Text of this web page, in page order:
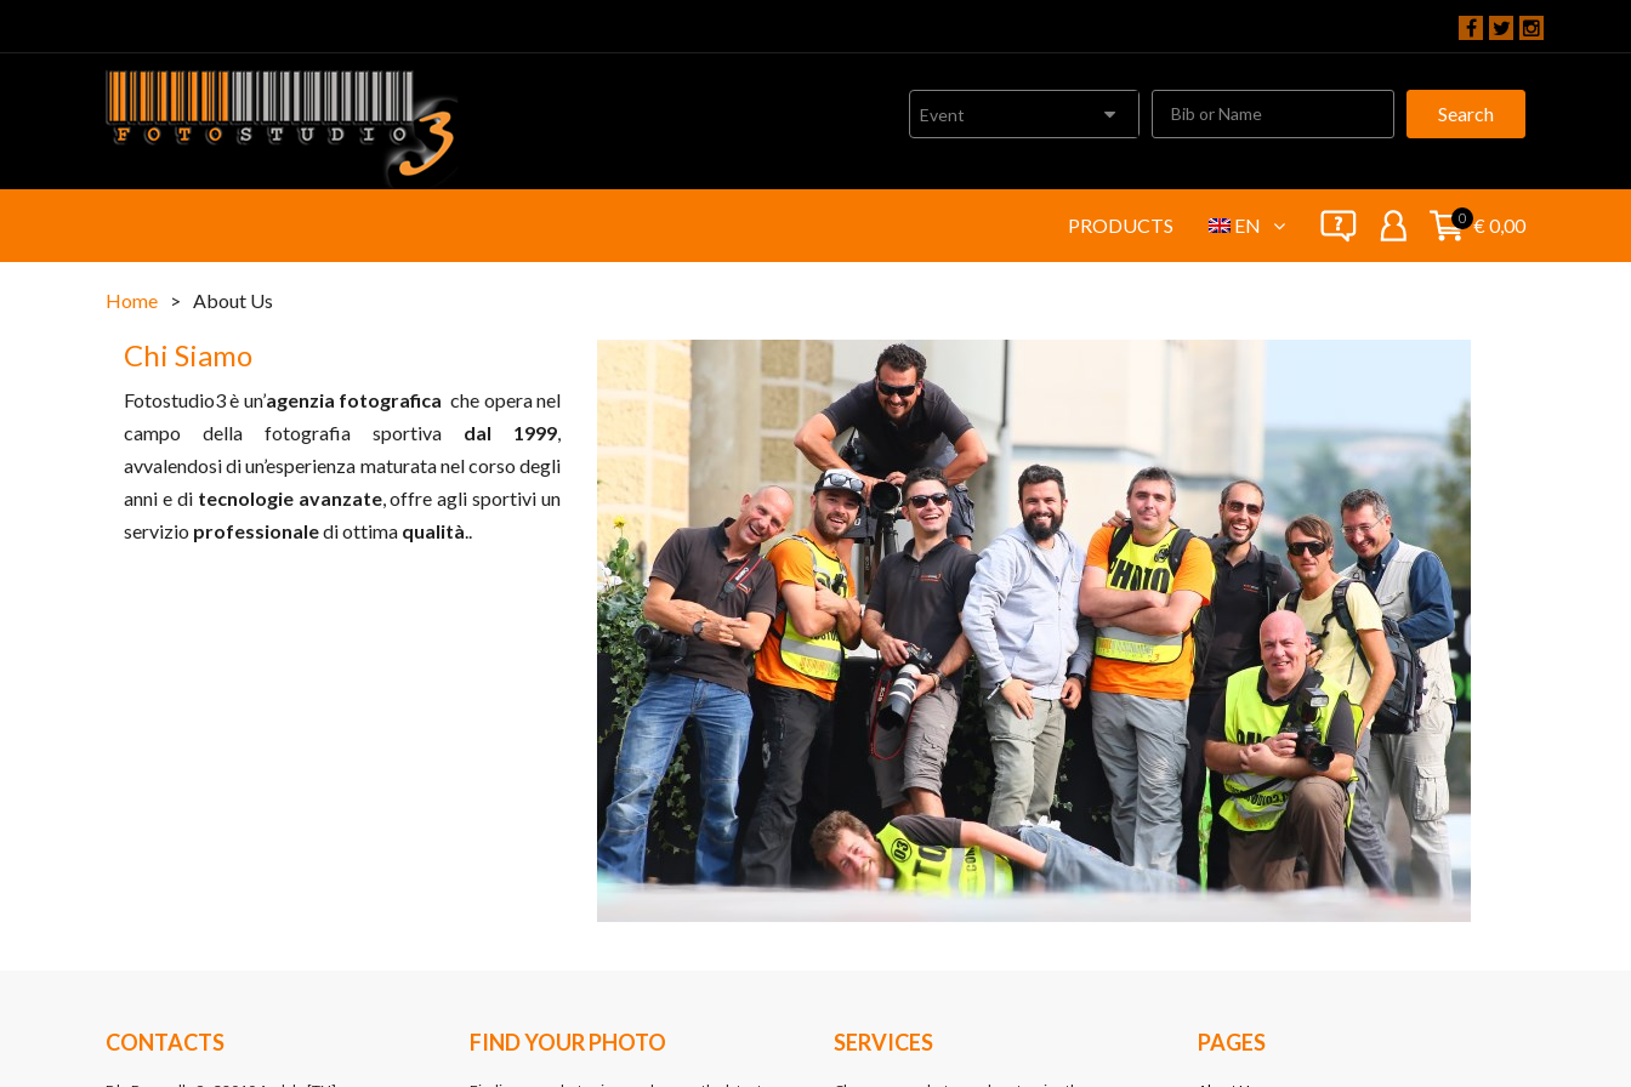
Event Search
PRODUCTS EN 0 € 0,00
Home > About Us
Chi Siamo
Fotostudio3 è un’agenzia fotografica che opera nel
campo della fotografia sportiva dal 1999,
avvalendosi di un’esperienza maturata nel corso degli
anni e di tecnologie avanzate, offre agli sportivi un
servizio professionaledi ottima qualità..
CONTACTS FIND YOUR PHOTO SERVICES PAGES